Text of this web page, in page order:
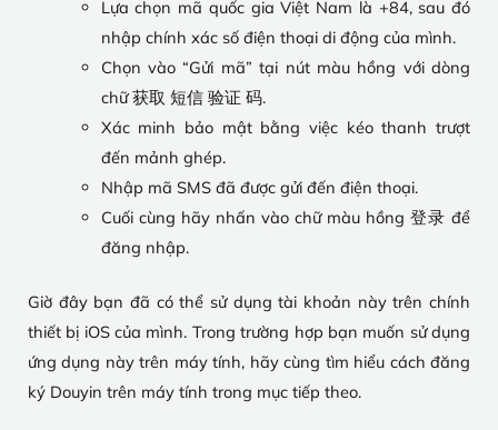
Lựa chọn mã quốc gia Việt Nam là +84, sau đó
nhập chính xác số điện thoại di động của mình.
Chọn vào “Gửi mã” tại nút màu hồng với dòng
chữ 获取 短信 验证 码.
Xác minh bảo mật bằng việc kéo thanh trượt
đến mảnh ghép.
Nhập mã SMS đã được gửi đến điện thoại.
Cuối cùng hãy nhấn vào chữ màu hồng 登录 để
đăng nhập.
Giờ đây bạn đã có thể sử dụng tài khoản này trên chính
thiết bị iOS của mình. Trong trường hợp bạn muốn sử dụng
ứng dụng này trên máy tính, hãy cùng tìm hiểu cách đăng
ký Douyin trên máy tính trong mục tiếp theo.